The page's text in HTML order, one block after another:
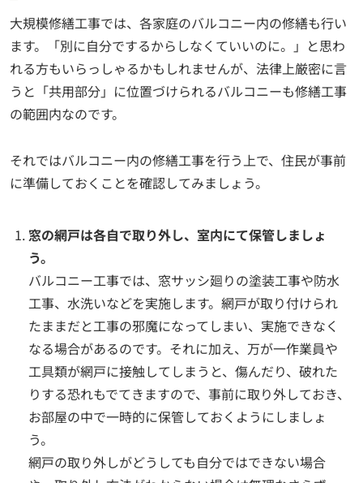
大規模修繕工事では、各家庭のバルコニー内の修繕も行い
ます。「別に自分でするからしなくていいのに。」と思わ
れる方もいらっしゃるかもしれませんが、法律上厳密に言
うと「共用部分」に位置づけられるバルコニーも修繕工事
の範囲内なのです。
それではバルコニー内の修繕工事を行う上で、住民が事前
に準備しておくことを確認してみましょう。
窓の網戸は各自で取り外し、室内にて保管しましょ
う。
バルコニー工事では、窓サッシ廻りの塗装工事や防水
工事、水洗いなどを実施します。網戸が取り付けられ
たままだと工事の邪魔になってしまい、実施できなく
なる場合があるのです。それに加え、万が一作業員や
工具類が網戸に接触してしまうと、傷んだり、破れた
りする恐れもでてきますので、事前に取り外しておき、
お部屋の中で一時的に保管しておくようにしましょ
う。
網戸の取り外しがどうしても自分ではできない場合